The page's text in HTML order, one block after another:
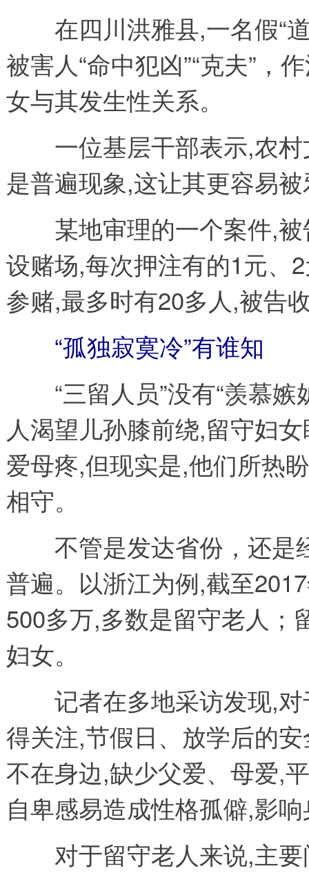
在四川洪雅县,一名假“道
被害人“命中犯凶”“克夫”，
女与其发生性关系。
一位基层干部表示,农村
是普遍现象,这让其更容易
某地审理的一个案件,被
设赌场,每次押注有的1元、
参赌,最多时有20多人,被告
“孤独寂寞冷”有谁知
“三留人员”没有“羡慕嫉
人渴望儿孙膝前绕,留守妇
爱母疼,但现实是,他们所热
相守。
不管是发达省份，还是
普遍。以浙江为例,截至
500多万,多数是留守老人；
妇女。
记者在多地采访发现,对
得关注,节假日、放学后的
不在身边,缺少父爱、母爱,
自卑感易造成性格孤僻,影
对于留守老人来说,主要